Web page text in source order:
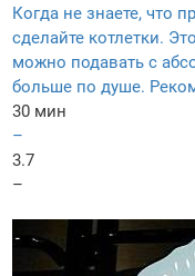
Когда не знаете, что
сделайте котлетки.
можно подавать с
больше по душе.
30 мин
–
3.7
–